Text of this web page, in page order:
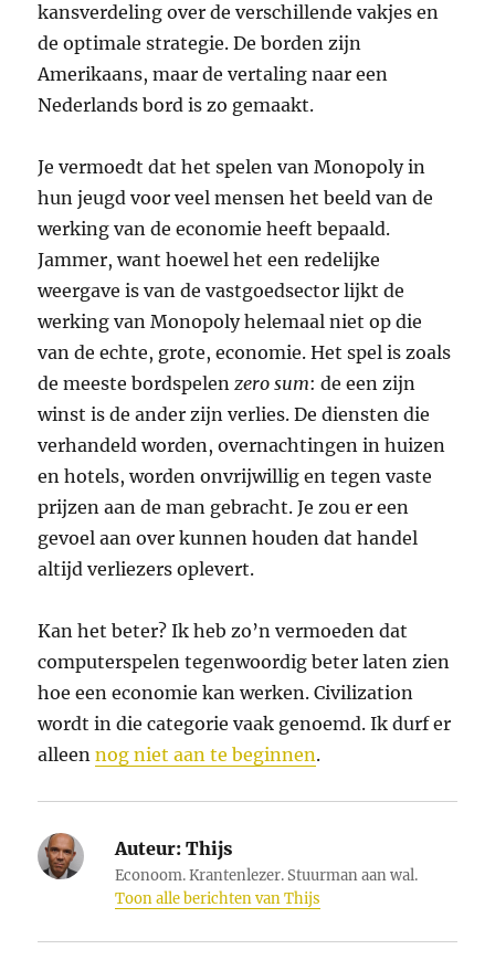
kansverdeling over de verschillende vakjes en
de optimale strategie. De borden zijn
Amerikaans, maar de vertaling naar een
Nederlands bord is zo gemaakt.
Je vermoedt dat het spelen van Monopoly in
hun jeugd voor veel mensen het beeld van de
werking van de economie heeft bepaald.
Jammer, want hoewel het een redelijke
weergave is van de vastgoedsector lijkt de
werking van Monopoly helemaal niet op die
van de echte, grote, economie. Het spel is zoals
de meeste bordspelenzero sum: de een zijn
winst is de ander zijn verlies. De diensten die
verhandeld worden, overnachtingen in huizen
en hotels, worden onvrijwillig en tegen vaste
prijzen aan de man gebracht. Je zou er een
gevoel aan over kunnen houden dat handel
altijd verliezers oplevert.
Kan het beter? Ik heb zo’n vermoeden dat
computerspelen tegenwoordig beter laten zien
hoe een economie kan werken. Civilization
wordt in die categorie vaak genoemd. Ik durf er
alleennog niet aan te beginnen.
Auteur: Thijs
Econoom. Krantenlezer. Stuurman aan wal.
Toon alle berichten van Thijs